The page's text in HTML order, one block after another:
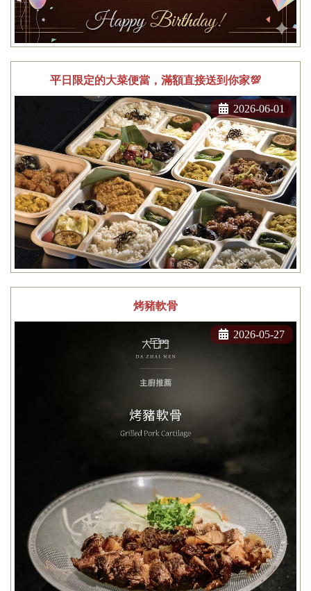
平日限定的大菜便當，滿額直接送到你家💯
2026-06-01
烤豬軟骨
2026-05-27